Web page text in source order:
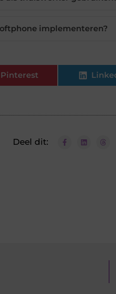
implementeren?
Pinterest
Deel dit: